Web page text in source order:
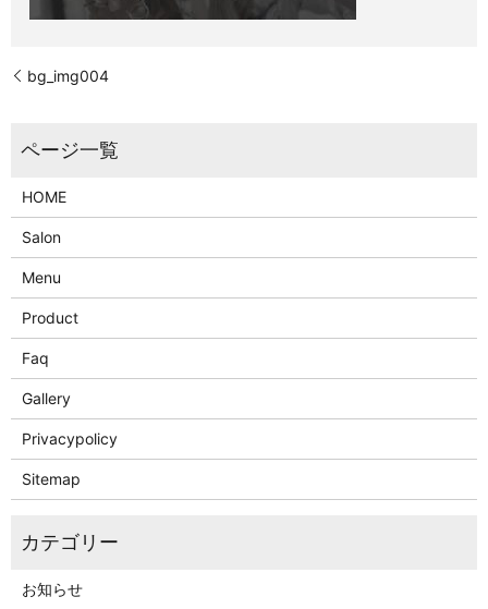
bg_img004
HOME
Salon
Menu
Product
Faq
Gallery
Privacypolicy
Sitemap
お知らせ